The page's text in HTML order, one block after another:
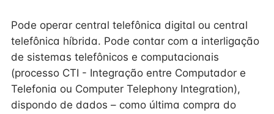
Pode operar central telefônica digital ou central
telefônica híbrida. Pode contar com a interligação
de sistemas telefônicos e computacionais
(processo CTI - Integração entre Computador e
Telefonia ou Computer Telephony Integration),
dispondo de dados – como última compra do